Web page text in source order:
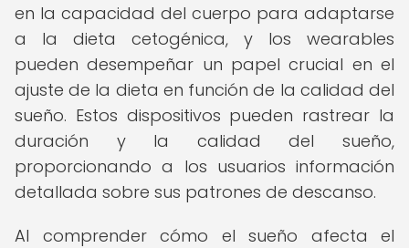
en la capacidad del cuerpo para adaptarse
a la dieta cetogénica, y los wearables
pueden desempeñar un papel crucial en el
ajuste de la dieta en función de la calidad del
sueño. Estos dispositivos pueden rastrear la
duración y la calidad del sueño,
proporcionando a los usuarios información
detallada sobre sus patrones de descanso.
Al comprender cómo el sueño afecta el